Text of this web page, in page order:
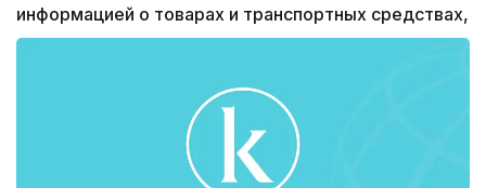
информацией о товарах и транспортных средствах,